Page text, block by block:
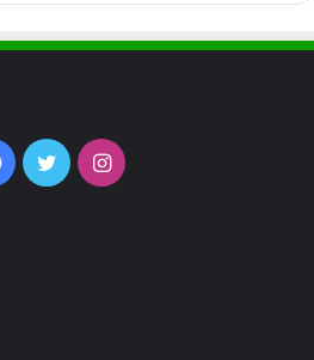
Facebook
TwitterInstagram